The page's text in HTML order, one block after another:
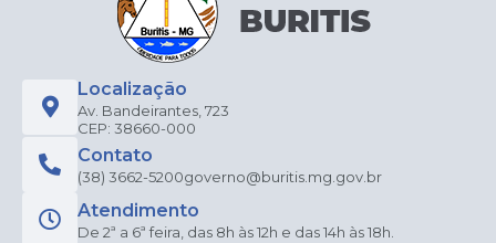
Localização
Av. Bandeirantes, 723
CEP: 38660-000
Contato
(38) 3662-5200governo@buritis.mg.gov.br
Atendimento
De 2ª a 6ª feira, das 8h às 12h e das 14h às 18h.